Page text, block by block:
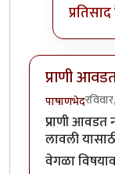
प्राणी
पाषाणभेद
प्राणी आवडत
लावली
वेगळा